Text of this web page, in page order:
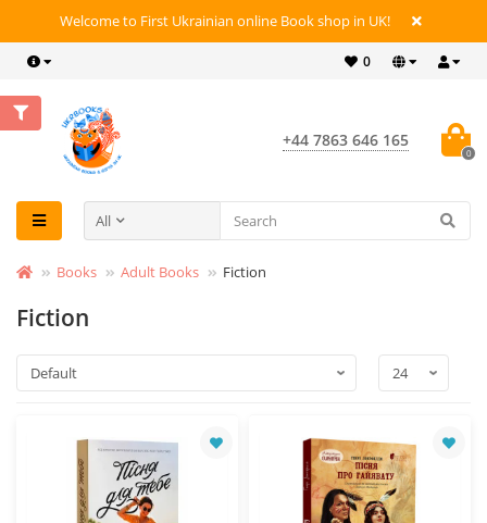
Welcome to First Ukrainian online Book shop in UK!
0
+44 7863 646 165
0
All
Books Adult Books Fiction
Fiction